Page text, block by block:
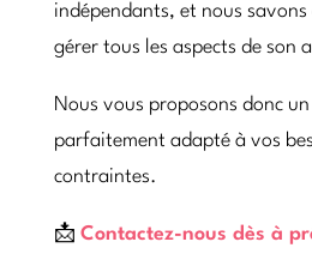
indépendants, et nous savons
gérer tous les aspects de son
Nous vous proposons donc
parfaitement adapté à vos
contraintes.
📩 Contactez-nous dès à